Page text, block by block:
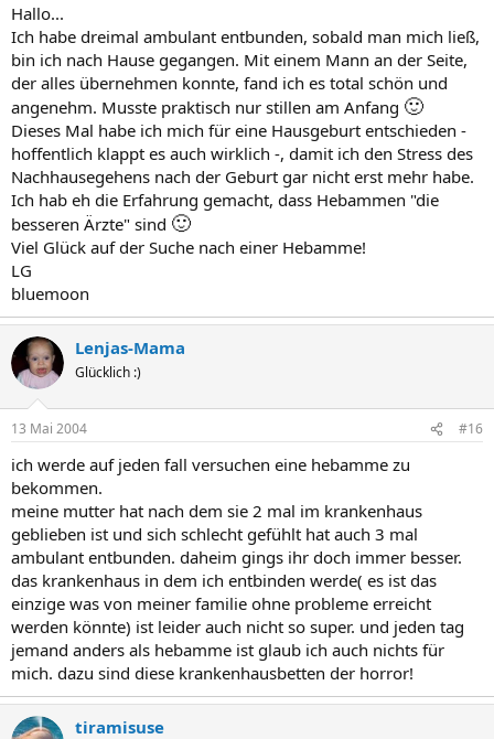
Hallo...
Ich habe dreimal ambulant entbunden, sobald man mich ließ,
bin ich nach Hause gegangen. Mit einem Mann an der Seite,
der alles übernehmen konnte, fand ich es total schön und
angenehm. Musste praktisch nur stillen am Anfang 🙂
Dieses Mal habe ich mich für eine Hausgeburt entschieden -
hoffentlich klappt es auch wirklich -, damit ich den Stress des
Nachhausegehens nach der Geburt gar nicht erst mehr habe.
Ich hab eh die Erfahrung gemacht, dass Hebammen "die
besseren Ärzte" sind 🙂
Viel Glück auf der Suche nach einer Hebamme!
LG
bluemoon
Lenjas-Mama
Glücklich :)
13 Mai 2004 #16
ich werde auf jeden fall versuchen eine hebamme zu
bekommen.
meine mutter hat nach dem sie 2 mal im krankenhaus
geblieben ist und sich schlecht gefühlt hat auch 3 mal
ambulant entbunden. daheim gings ihr doch immer besser.
das krankenhaus in dem ich entbinden werde( es ist das
einzige was von meiner familie ohne probleme erreicht
werden könnte) ist leider auch nicht so super. und jeden tag
jemand anders als hebamme ist glaub ich auch nichts für
mich. dazu sind diese krankenhausbetten der horror!
tiramisuse